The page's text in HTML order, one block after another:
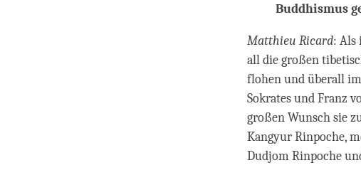
Buddhismus
Matthieu Ricard: Als
all die großen
flohen und überall im
Sokrates und Franz
großen Wunsch sie
Kangyur Rinpoche,
Dudjom Rinpoche